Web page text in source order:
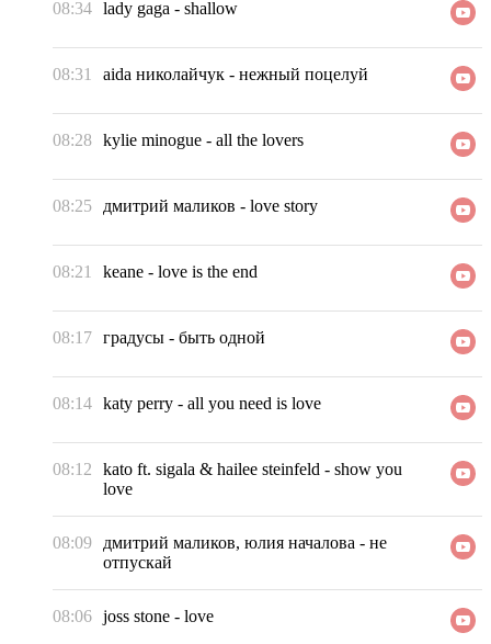
08:34 lady gaga - shallow
08:31 aida николайчук - нежный поцелуй
08:28 kylie minogue - all the lovers
08:25 дмитрий маликов - love story
08:21 keane - love is the end
08:17 градусы - быть одной
08:14 katy perry - all you need is love
08:12 kato ft. sigala & hailee steinfeld - show you
love
08:09 дмитрий маликов, юлия началова - не
отпускай
08:06 joss stone - love